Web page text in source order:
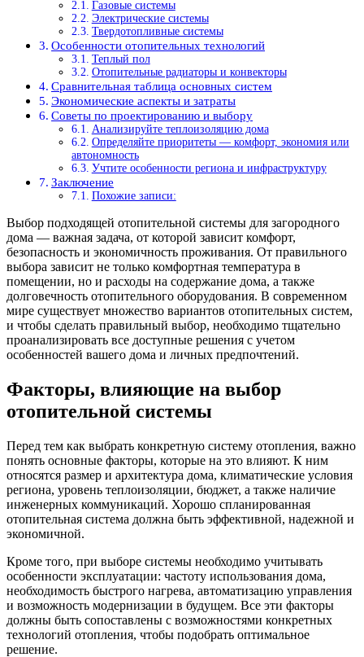
Газовые системы
Электрические системы
Твердотопливные системы
Особенности отопительных технологий
Теплый пол
Отопительные радиаторы и конвекторы
Сравнительная таблица основных систем
Экономические аспекты и затраты
Советы по проектированию и выбору
Анализируйте теплоизоляцию дома
Определяйте приоритеты — комфорт, экономия или
автономность
Учтите особенности региона и инфраструктуру
Заключение
Похожие записи:
Выбор подходящей отопительной системы для загородного
дома — важная задача, от которой зависит комфорт,
безопасность и экономичность проживания. От правильного
выбора зависит не только комфортная температура в
помещении, но и расходы на содержание дома, а также
долговечность отопительного оборудования. В современном
мире существует множество вариантов отопительных систем,
и чтобы сделать правильный выбор, необходимо тщательно
проанализировать все доступные решения с учетом
особенностей вашего дома и личных предпочтений.
Факторы, влияющие на выбор
отопительной системы
Перед тем как выбрать конкретную систему отопления, важно
понять основные факторы, которые на это влияют. К ним
относятся размер и архитектура дома, климатические условия
региона, уровень теплоизоляции, бюджет, а также наличие
инженерных коммуникаций. Хорошо спланированная
отопительная система должна быть эффективной, надежной и
экономичной.
Кроме того, при выборе системы необходимо учитывать
особенности эксплуатации: частоту использования дома,
необходимость быстрого нагрева, автоматизацию управления
и возможность модернизации в будущем. Все эти факторы
должны быть сопоставлены с возможностями конкретных
технологий отопления, чтобы подобрать оптимальное
решение.